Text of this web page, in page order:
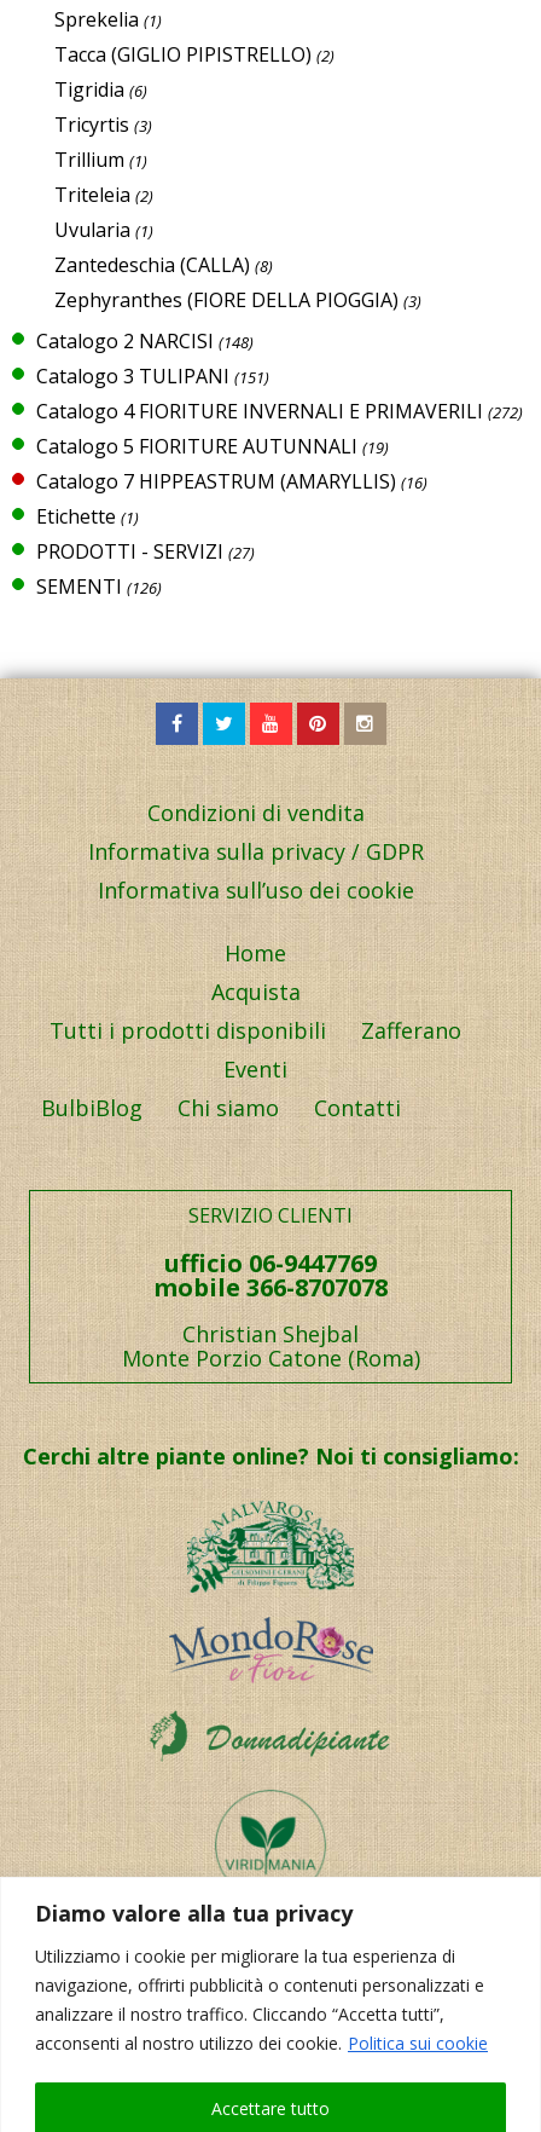
Diamo valore alla tua privacy
Utilizziamo i cookie per migliorare la tua esperienza di
navigazione, offrirti pubblicità o contenuti personalizzati e
analizzare il nostro traffico. Cliccando “Accetta tutti”,
acconsenti al nostro utilizzo dei cookie. Politica sui cookie
Accettare tutto
Sprekelia (1)
Tacca (GIGLIO PIPISTRELLO) (2)
Tigridia (6)
Tricyrtis (3)
Trillium (1)
Triteleia (2)
Uvularia (1)
Zantedeschia (CALLA) (8)
Zephyranthes (FIORE DELLA PIOGGIA) (3)
Catalogo 2 NARCISI (148)
Catalogo 3 TULIPANI (151)
Catalogo 4 FIORITURE INVERNALI E PRIMAVERILI (272)
Catalogo 5 FIORITURE AUTUNNALI (19)
Catalogo 7 HIPPEASTRUM (AMARYLLIS) (16)
Etichette (1)
PRODOTTI - SERVIZI (27)
SEMENTI (126)
Condizioni di vendita
Informativa sulla privacy / GDPR
Informativa sull’uso dei cookie
Home
Acquista
Tutti i prodotti disponibili
Zafferano
Eventi
BulbiBlog
Chi siamo Contatti
SERVIZIO CLIENTI
ufficio 06-9447769
mobile 366-8707078
Christian Shejbal
Monte Porzio Catone (Roma)
Cerchi altre piante online? Noi ti consigliamo: